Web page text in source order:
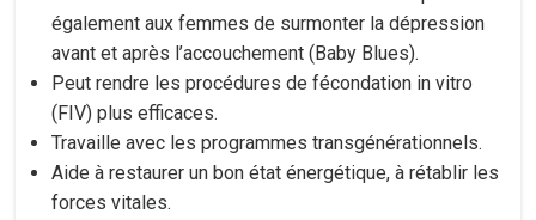
également aux femmes de surmonter la dépression
avant et après l’accouchement (Baby Blues).
Peut rendre les procédures de fécondation in vitro
(FIV) plus efficaces.
Travaille avec les programmes transgénérationnels.
Aide à restaurer un bon état énergétique, à rétablir les
forces vitales.